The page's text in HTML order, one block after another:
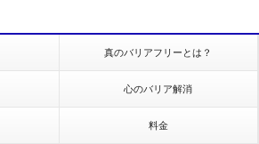
真のバリアフリーとは？
心のバリア解消
料金